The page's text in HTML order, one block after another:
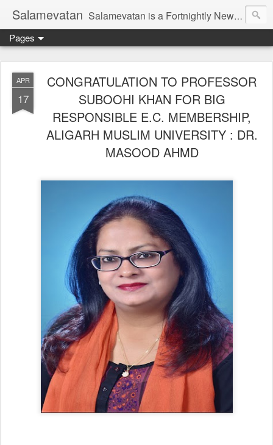
Salamevatan Salamevatan is a Fortnightly Newspaper published from Aligarh, India. Established on 15th August, 2003, the Newspaper aims to provide quality News, Views, Articles, Essays, interviews and many other things which are beneficial to the Common people of India, making them aware and helping them in performing their day to day activities more efficiently and effectively.
Pages
APR
17
CONGRATULATION TO PROFESSOR
SUBOOHI KHAN FOR BIG
RESPONSIBLE E.C. MEMBERSHIP,
ALIGARH MUSLIM UNIVERSITY : DR.
MASOOD AHMD